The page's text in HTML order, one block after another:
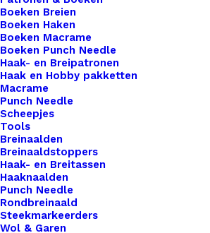
Boeken Breien
Boeken Haken
Boeken Macrame
Boeken Punch Needle
Haak- en Breipatronen
Haak en Hobby pakketten
Macrame
Punch Needle
Scheepjes
Tools
Breinaalden
Breinaaldstoppers
Haak- en Breitassen
Haaknaalden
Punch Needle
Rondbreinaald
Steekmarkeerders
Wol & Garen
ons bieden we ook een
labels aan die volledig
Gemaakt van hoogwaardig
zijn deze labels een
voor traditioneel leer, zonder
aan stijl of kwaliteit.
Kleur*